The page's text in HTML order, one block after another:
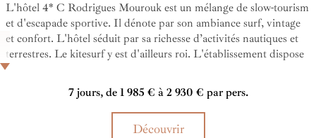
L'hôtel 4* C Rodrigues Mourouk est un mélange de slow-tourism
et d'escapade sportive. Il dénote par son ambiance surf, vintage
et confort. L'hôtel séduit par sa richesse d’activités nautiques et
terrestres. Le kitesurf y est d'ailleurs roi. L'établissement dispose
d'un excellent spot, mais également d'infrastructures adaptées à
tous les niveaux. Le C Rodrigues Mourouk est l'adresse parfaite
pour les passionnés de glisse et les personnes en quête d'une
immersion nature et sportive dans un cadre à couper le souffle.
7 jours, de 1 985 € à 2 930 € par pers.
Découvrir